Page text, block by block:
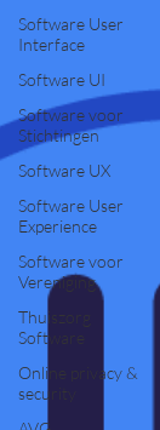
Software User
Interface
Software UI
Software voor
Stichtingen
Software UX
Software User
Experience
Software voor
Vereniging
Thuiszorg
Software
Online privacy &
security